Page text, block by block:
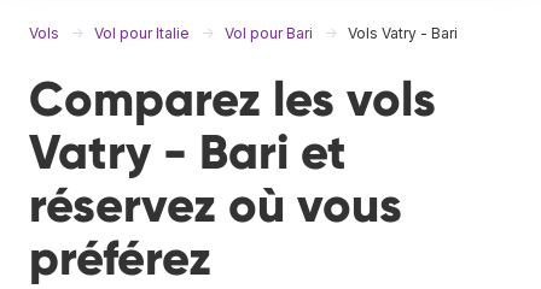
Vols Vol pour Italie Vol pour Bari Vols Vatry - Bari
Comparez les vols
Vatry - Bari et
réservez où vous
préférez